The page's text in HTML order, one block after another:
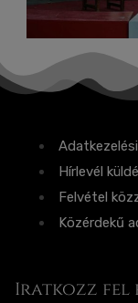
Hírlevél
Felvétel
Közérdekű
Iratkozz fel